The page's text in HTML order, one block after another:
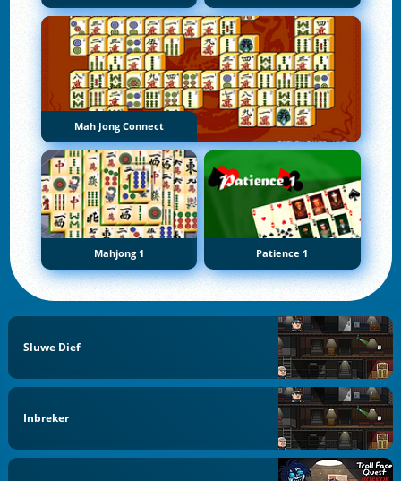
Mah Jong Connect
Mahjong 1 Patience 1
Sluwe Dief
Inbreker